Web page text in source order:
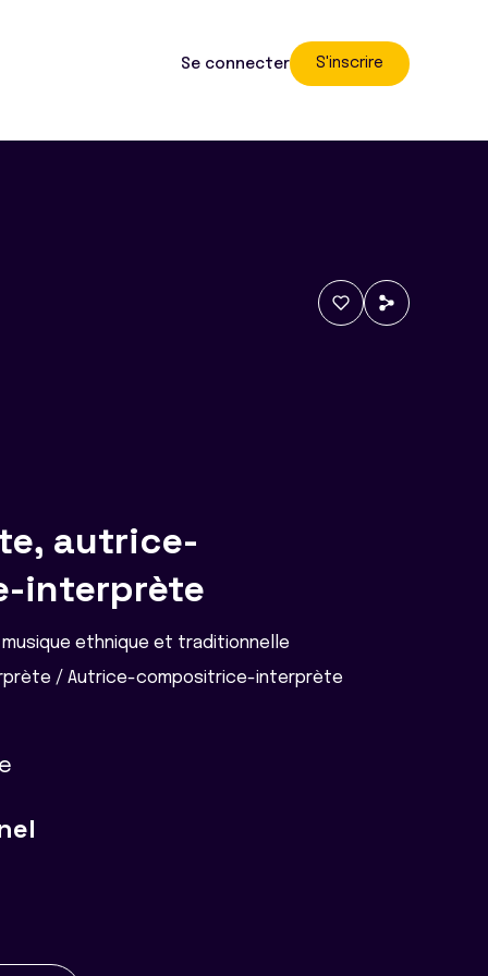
Se connecter S'inscrire
autrice-
interprète
ethnique et traditionnelle
/ Autrice-compositrice-interprète